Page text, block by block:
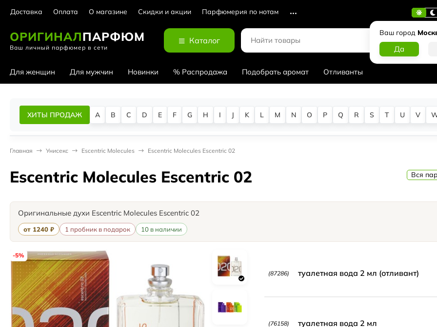
Доставка Оплата О магазине Скидки и акции Парфюмерия по нотам
Ваш город
ОРИГИНАЛПАРФЮМ
Ваш личный парфюмер в сети
Каталог
Для женщин Для мужчин Новинки % Распродажа Подобрать аромат Отливанты
ХИТЫ ПРОДАЖ A B C D E F G H I J K L M N O P Q R S T U V
Главная Унисекс Escentric Molecules Escentric Molecules Escentric 02
Escentric Molecules Escentric 02 Вся
Оригинальные духи Escentric Molecules Escentric 02
от 1240 ₽ 1 пробник в подарок 10 в наличии
-5%
(87286) туалетная вода 2 мл (отливант)
(76158) туалетная вода 2 мл